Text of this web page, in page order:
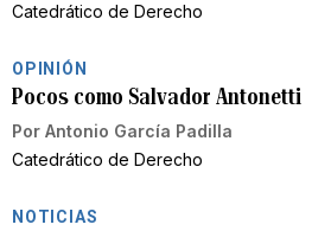
Catedrático de Derecho
OPINIÓN
Pocos como Salvador Antonetti
Por Antonio García Padilla
Catedrático de Derecho
NOTICIAS